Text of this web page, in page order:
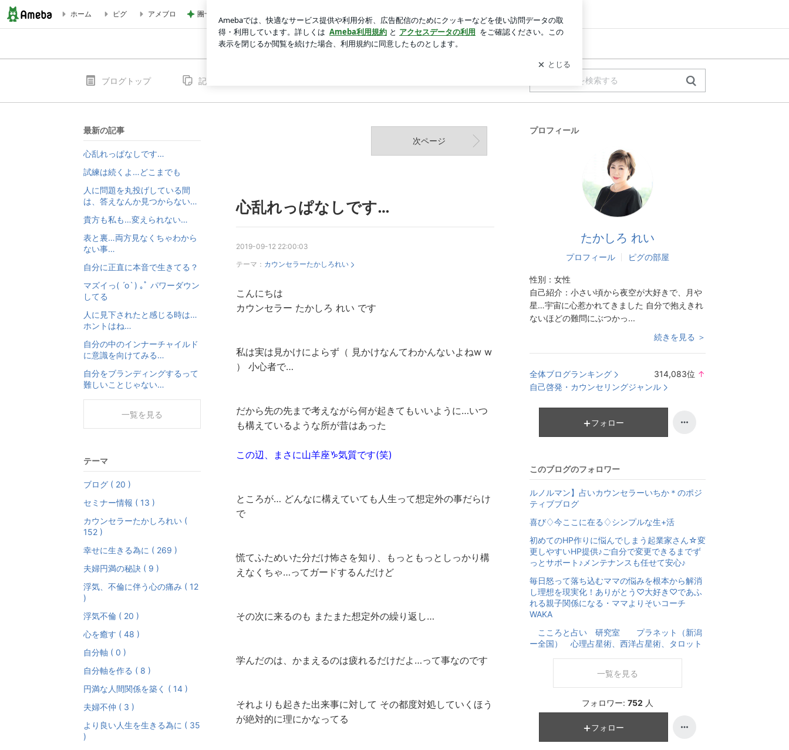
西洋占星術☆心理占星術カウンセラー たかしろ れい
HOME NEWS BLOG カウンセリング詳細
ホーム ピグ アメブロ 團十郎 難しい踊りを頑張る息子 ログイン
ブログトップ 記事一覧
次ページ
心乱れっぱなしです…
2019-09-12 22:00:03
テーマ： カウンセラーたかしろれい
こんにちは
カウンセラー たかしろ れい です
私は実は見かけによらず（ 見かけなんてわかんないよねw w
） 小心者で…
だから先の先まで考えながら何が起きてもいいように…いつ
も構えているような所が昔はあった
この辺、まさに山羊座♑️気質です(笑)
ところが… どんなに構えていても人生って想定外の事だらけ
で
慌てふためいた分だけ怖さを知り、もっともっとしっかり構
えなくちゃ…ってガードするんだけど
その次に来るのも またまた想定外の繰り返し…
学んだのは、かまえるのは疲れるだけだよ…って事なのです
それよりも起きた出来事に対して その都度対処していくほう
が絶対的に理にかなってる
プロフィール
たかしろ れい
プロフィール ピグの部屋
性別： 女性
自己紹介： 小さい頃から夜空が大好きで、月や
星…宇宙に心惹かれてきました 自分で抱えきれ
ないほどの難問にぶつかっ...
続きを見る ＞
全体ブログランキング 314,083位 ↑
自己啓発・カウンセリングジャンル
フォロー
このブログのフォロワー
ルノルマン】占いカウンセラーいちか＊のポジ
ティブブログ
喜び♢今ここに在る♢シンプルな生+活
初めてのHP作りに悩んでしまう起業家さん☆変
更しやすいHP提供♪ご自分で変更できるまでず
っとサポート♪メンテナンスも任せて安心♪
毎日怒って落ち込むママの悩みを根本から解消
し理想を現実化！ありがとう♡大好き♡であふ
れる親子関係になる・ママよりそいコーチ
WAKA
こころと占い 研究室 プラネット（新潟
ー全国） 心理占星術、西洋占星術、タロット
一覧を見る
フォロワー: 752 人
フォロー
最新の記事
心乱れっぱなしです…
試練は続くよ…どこまでも
人に問題を丸投げしている間
は、答えなんか見つからない…
貴方も私も…変えられない…
表と裏…両方見なくちゃわから
ない事…
自分に正直に本音で生きてる？
マズイっ( ˊoˋ ) ｡ﾟ パワーダウン
してる
人に見下されたと感じる時は…
ホントはね…
自分の中のインナーチャイルド
に意識を向けてみる…
自分をブランディングするって
難しいことじゃない…
一覧を見る
テーマ
ブログ ( 20 )
セミナー情報 ( 13 )
カウンセラーたかしろれい (
152 )
幸せに生きる為に ( 269 )
夫婦円満の秘訣 ( 9 )
浮気、不倫に伴う心の痛み ( 12
)
浮気不倫 ( 20 )
心を癒す ( 48 )
自分軸 ( 0 )
自分軸を作る ( 8 )
円満な人間関係を築く ( 14 )
夫婦不仲 ( 3 )
より良い人生を生きる為に ( 35
)